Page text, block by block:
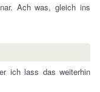
Ach was, gleich ins
ich lass das weiterhin